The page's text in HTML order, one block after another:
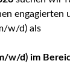
engagierten
w/d) als
w/d) im